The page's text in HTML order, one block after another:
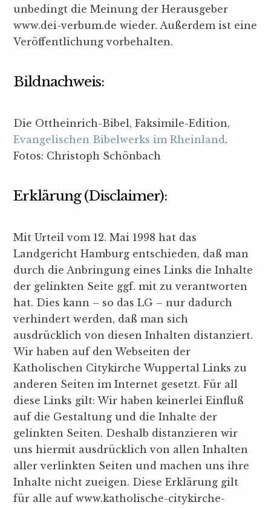
unbedingt die Meinung der Herausgeber
www.dei-verbum.de wieder. Außerdem ist eine
Veröffentlichung vorbehalten.
Bildnachweis:
Die Ottheinrich-Bibel, Faksimile-Edition,
Evangelischen Bibelwerks im Rheinland .
Fotos: Christoph Schönbach
Erklärung (Disclaimer):
Mit Urteil vom 12. Mai 1998 hat das
Landgericht Hamburg entschieden, daß man
durch die Anbringung eines Links die Inhalte
der gelinkten Seite ggf. mit zu verantworten
hat. Dies kann – so das LG – nur dadurch
verhindert werden, daß man sich
ausdrücklich von diesen Inhalten distanziert.
Wir haben auf den Webseiten der
Katholischen Citykirche Wuppertal Links zu
anderen Seiten im Internet gesetzt. Für all
diese Links gilt: Wir haben keinerlei Einfluß
auf die Gestaltung und die Inhalte der
gelinkten Seiten. Deshalb distanzieren wir
uns hiermit ausdrücklich von allen Inhalten
aller verlinkten Seiten und machen uns ihre
Inhalte nicht zueigen. Diese Erklärung gilt
für alle auf www.katholische-citykirche-